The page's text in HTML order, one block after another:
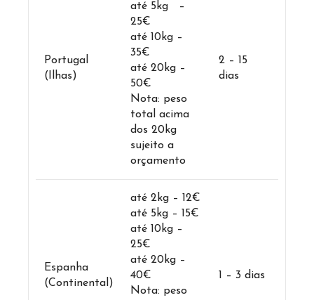
Portugal
(Ilhas)
até 5kg –
25€
até 10kg –
35€
até 20kg –
50€
Nota: peso
total acima
dos 20kg
sujeito a
orçamento
2 – 15
dias
Espanha
(Continental)
até 2kg – 12€
até 5kg – 15€
até 10kg –
25€
até 20kg –
40€
Nota: peso
1 – 3 dias